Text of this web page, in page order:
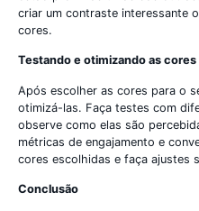
criar um contraste interessante
cores.
Testando e otimizando as
Após escolher as cores para o
otimizá-las. Faça testes com
observe como elas são
métricas de engajamento e
cores escolhidas e faça ajustes
Conclusão